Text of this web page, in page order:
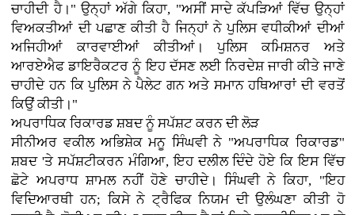
ਚਾਹੀਦੀ ਹੈ।" ਉਨ੍ਹਾਂ ਅੱਗੇ ਕਿਹਾ, "ਅਸੀਂ ਸਾਦੇ ਕੱਪੜਿਆਂ ਵਿੱਚ ਉਨ੍ਹਾਂ
ਵਿਅਕਤੀਆਂ ਦੀ ਪਛਾਣ ਕੀਤੀ ਹੈ ਜਿਨ੍ਹਾਂ ਨੇ ਪੁਲਿਸ ਵਧੀਕੀਆਂ ਦੀਆਂ
ਅਜਿਹੀਆਂ ਕਾਰਵਾਈਆਂ ਕੀਤੀਆਂ। ਪੁਲਿਸ ਕਮਿਸ਼ਨਰ ਅਤੇ
ਆਰਏਐਫ ਡਾਇਰੈਕਟਰ ਨੂੰ ਇਹ ਦੱਸਣ ਲਈ ਨਿਰਦੇਸ਼ ਜਾਰੀ ਕੀਤੇ ਜਾਣੇ
ਚਾਹੀਦੇ ਹਨ ਕਿ ਪੁਲਿਸ ਨੇ ਪੈਲੇਟ ਗਨ ਅਤੇ ਸਮਾਨ ਹਥਿਆਰਾਂ ਦੀ ਵਰਤੋਂ
ਕਿਉਂ ਕੀਤੀ।"
ਅਪਰਾਧਿਕ ਰਿਕਾਰਡ ਸ਼ਬਦ ਨੂੰ ਸਪੱਸ਼ਟ ਕਰਨ ਦੀ ਲੋੜ
ਸੀਨੀਅਰ ਵਕੀਲ ਅਭਿਸ਼ੇਕ ਮਨੂ ਸਿੰਘਵੀ ਨੇ "ਅਪਰਾਧਿਕ ਰਿਕਾਰਡ"
ਸ਼ਬਦ 'ਤੇ ਸਪੱਸ਼ਟੀਕਰਨ ਮੰਗਿਆ, ਇਹ ਦਲੀਲ ਦਿੰਦੇ ਹੋਏ ਕਿ ਇਸ ਵਿੱਚ
ਛੋਟੇ ਅਪਰਾਧ ਸ਼ਾਮਲ ਨਹੀਂ ਹੋਣੇ ਚਾਹੀਦੇ। ਸਿੰਘਵੀ ਨੇ ਕਿਹਾ, "ਇਹ
ਵਿਦਿਆਰਥੀ ਹਨ; ਕਿਸੇ ਨੇ ਟ੍ਰੈਫਿਕ ਨਿਯਮ ਦੀ ਉਲੰਘਣਾ ਕੀਤੀ ਹੋ